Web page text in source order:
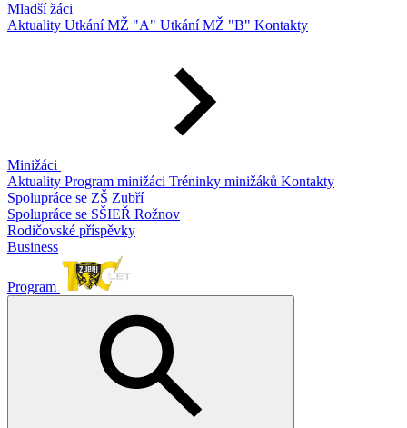
Mladší žáci
Aktuality Utkání MŽ "A" Utkání MŽ "B" Kontakty
Minižáci
Aktuality Program minižáci Tréninky minižáků Kontakty
Spolupráce se ZŠ Zubří
Spolupráce se SŠIEŘ Rožnov
Rodičovské příspěvky
Business
Program